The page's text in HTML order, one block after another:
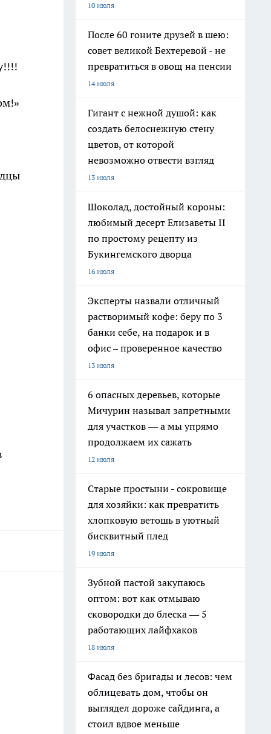
10 июля
После 60 гоните друзей в шею:
совет великой Бехтеревой - не
превратиться в овощ на пенсии
14 июля
Гигант с нежной душой: как
создать белоснежную стену
цветов, от которой
невозможно отвести взгляд
13 июля
Шоколад, достойный короны:
любимый десерт Елизаветы II
по простому рецепту из
Букингемского дворца
16 июля
Эксперты назвали отличный
растворимый кофе: беру по 3
банки себе, на подарок и в
офис – проверенное качество
13 июля
6 опасных деревьев, которые
Мичурин называл запретными
для участков — а мы упрямо
продолжаем их сажать
12 июля
Старые простыни - сокровище
для хозяйки: как превратить
хлопковую ветошь в уютный
бисквитный плед
19 июля
Зубной пастой закупаюсь
оптом: вот как отмываю
сковородки до блеска — 5
работающих лайфхаков
18 июля
Фасад без бригады и лесов: чем
облицевать дом, чтобы он
выглядел дороже сайдинга, а
стоил вдвое меньше